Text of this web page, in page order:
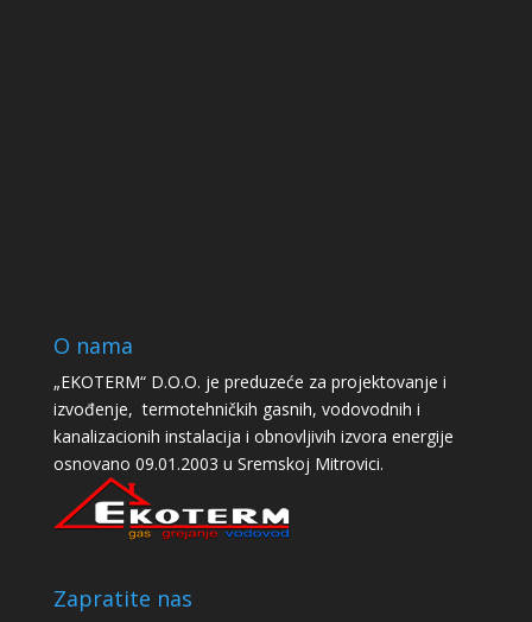
O nama
„EKOTERM“ D.O.O. je preduzeće za projektovanje i
izvođenje, termotehničkih gasnih, vodovodnih i
kanalizacionih instalacija i obnovljivih izvora energije
osnovano 09.01.2003 u Sremskoj Mitrovici.
Zapratite nas